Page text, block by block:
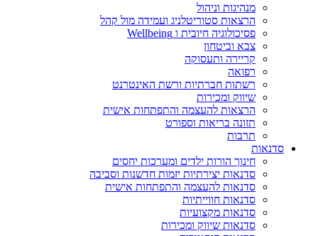
מנהיגות וניהול
הרצאות סטוריטלניג ועמידה מול קהל
פסיכולוגיה חיובית ו Wellbeing
צבא וביטחון
קריירה ותעסוקה
רפואה
רשתות חברתיות ורשת האינטרנט
שיווק ומכירות
הרצאות להעצמה והתפתחות אישית
תזונה בריאות וספורט
תרבות
סדנאות
חינוך הורות ילדים ומערכות יחסים
סדנאות יצירתיות יזמות חדשנות וסביבה
סדנאות להעצמה והתפתחות אישית
סדנאות חווייתיות
סדנאות מקצועיות
סדנאות שיווק ומכירות